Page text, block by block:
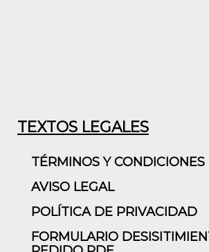
TEXTOS LEGALES
TÉRMINOS Y CONDICIONES
AVISO LEGAL
POLÍTICA DE PRIVACIDAD
FORMULARIO